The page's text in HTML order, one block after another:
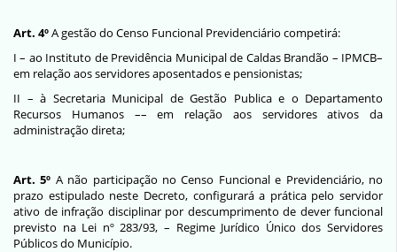
Art. 4ºA gestão do Censo Funcional Previdenciário competirá:
I – ao Instituto de Previdência Municipal de Caldas Brandão – IPMCB–
em relação aos servidores aposentados e pensionistas;
II – à Secretaria Municipal de Gestão Publica e o Departamento
Recursos Humanos –– em relação aos servidores ativos da
administração direta;
Art. 5º A não participação no Censo Funcional e Previdenciário, no
prazo estipulado neste Decreto, configurará a prática pelo servidor
ativo de infração disciplinar por descumprimento de dever funcional
previsto na Lei nº283/93, – Regime Jurídico Único dos Servidores
Públicos do Município.